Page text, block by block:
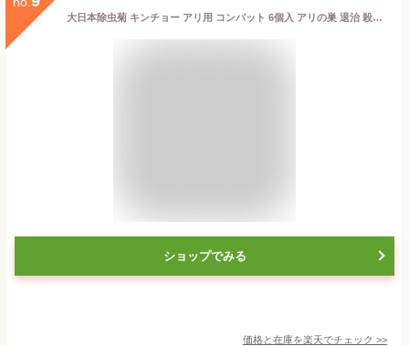
大日本除虫菊 キンチョー アリ用 コンバット 6個入 アリの巣 退治 殺虫剤 室内 アリ退治
ショップでみる
価格と在庫を楽天でチェック >>